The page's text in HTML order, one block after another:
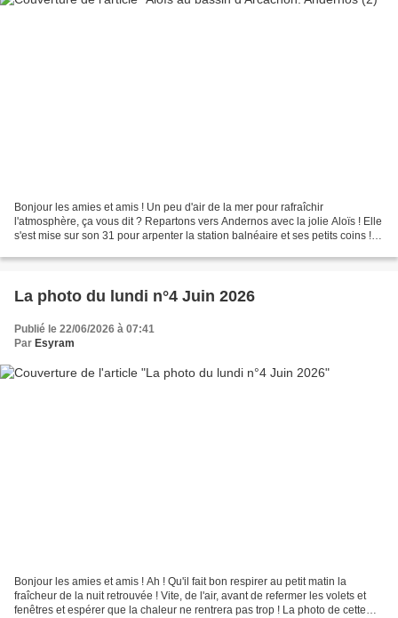
Bonjour les amies et amis ! Un peu d'air de la mer pour rafraîchir
l'atmosphère, ça vous dit ? Repartons vers Andernos avec la jolie Aloïs ! Elle
s'est mise sur son 31 pour arpenter la station balnéaire et ses petits coins !
La photo du lundi n°4 Juin 2026
Publié le 22/06/2026 à 07:41
Par Esyram
Bonjour les amies et amis ! Ah ! Qu'il fait bon respirer au petit matin la
fraîcheur de la nuit retrouvée ! Vite, de l'air, avant de refermer les volets et
fenêtres et espérer que la chaleur ne rentrera pas trop ! La photo de cette